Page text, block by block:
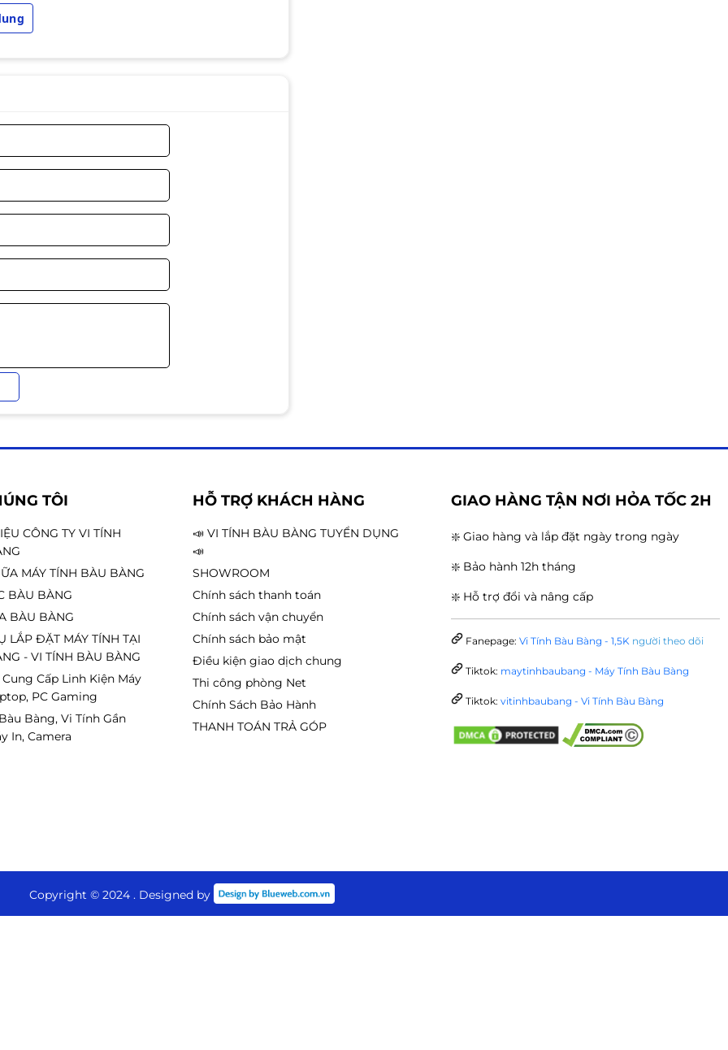
| LOL
TÔI
CÔNG TY VI TÍNH
MÁY TÍNH BÀU BÀNG
BÀU BÀNG
BÀU BÀNG
LẮP ĐẶT MÁY TÍNH TẠI
- VI TÍNH BÀU BÀNG
Cấp Linh Kiện Máy
PC Gaming
Bàng, Vi Tính Gần
In, Camera
HỖ TRỢ KHÁCH HÀNG
📣 VI TÍNH BÀU BÀNG TUYỂN DỤNG
📣
SHOWROOM
Chính sách thanh toán
Chính sách vận chuyển
Chính sách bảo mật
Điều kiện giao dịch chung
Thi công phòng Net
Chính Sách Bảo Hành
THANH TOÁN TRẢ GÓP
GIAO HÀNG TẬN NƠI HỎA TỐC 2H
❇️ Giao hàng và lắp đặt ngày trong ngày
❇️ Bảo hành 12h tháng
❇️ Hỗ trợ đổi và nâng cấp
Fanepage: Vi Tính Bàu Bàng - 1,5K người theo dõi
Tiktok: maytinhbaubang - Máy Tính Bàu Bàng
Tiktok: vitinhbaubang - Vi Tính Bàu Bàng
Copyright © 2024 . Designed by